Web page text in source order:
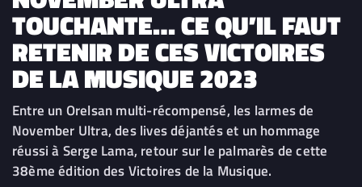
TOUCHANTE… CE QU’IL FAUT
RETENIR DE CES VICTOIRES
DE LA MUSIQUE 2023
Entre un Orelsan multi-récompensé, les larmes de
November Ultra, des lives déjantés et un hommage
réussi à Serge Lama, retour sur le palmarès de cette
38ème édition des Victoires de la Musique.